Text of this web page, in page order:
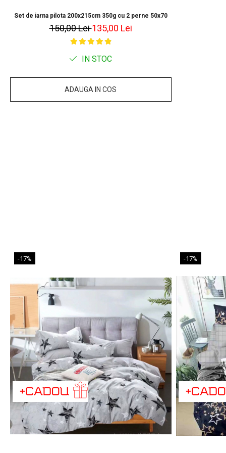
Set de iarna pilota 200x215cm 350g cu 2 perne 50x70
150,00 Lei135,00 Lei
IN STOC
ADAUGA IN COS
-17% -17%